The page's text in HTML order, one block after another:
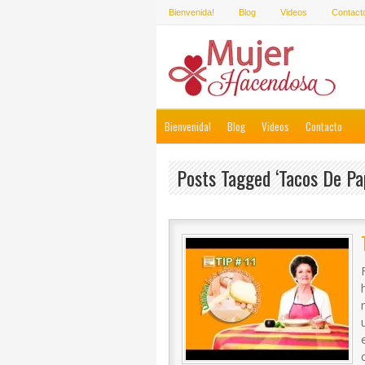
Bienvenida! Blog Videos
Bienvenida! Blog Videos Contacto
Posts Tagged ‘tacos De